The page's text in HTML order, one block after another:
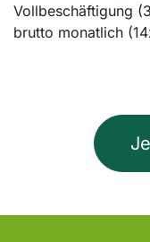
Vollbeschäftigung
brutto monatlich